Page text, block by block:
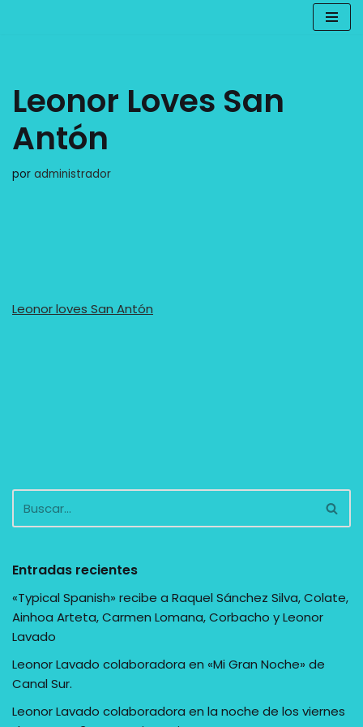
Leonor Loves San
Antón
por administrador
Leonor loves San Antón
Entradas recientes
«Typical Spanish» recibe a Raquel Sánchez Silva, Colate,
Ainhoa Arteta, Carmen Lomana, Corbacho y Leonor
Lavado
Leonor Lavado colaboradora en «Mi Gran Noche» de
Canal Sur.
Leonor Lavado colaboradora en la noche de los viernes